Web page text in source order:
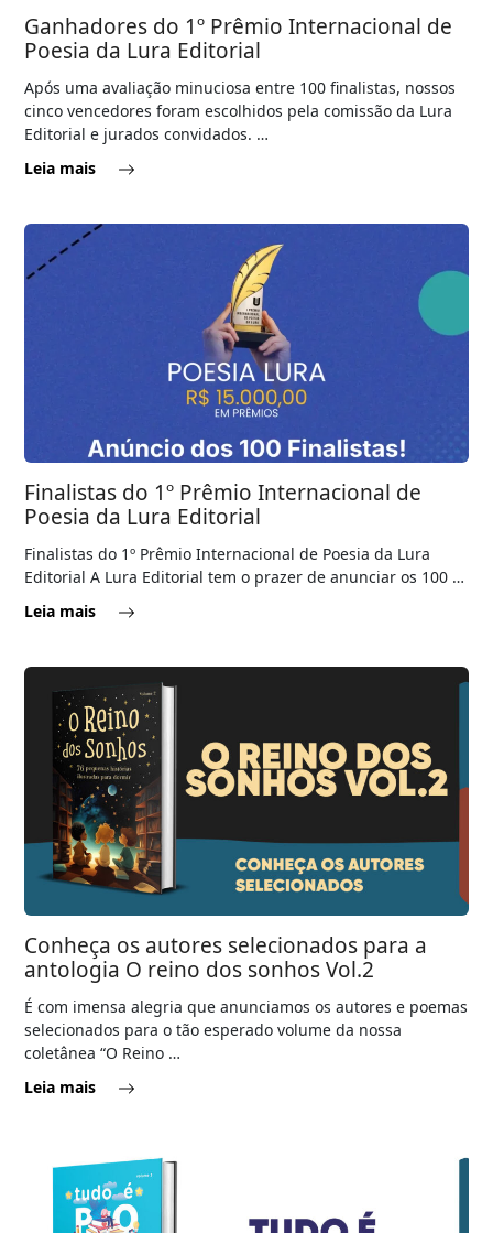
Ganhadores do 1º Prêmio Internacional de
Poesia da Lura Editorial
Após uma avaliação minuciosa entre 100 finalistas, nossos
cinco vencedores foram escolhidos pela comissão da Lura
Editorial e jurados convidados. …
Leia mais
Finalistas do 1º Prêmio Internacional de
Poesia da Lura Editorial
Finalistas do 1º Prêmio Internacional de Poesia da Lura
Editorial A Lura Editorial tem o prazer de anunciar os 100 …
Leia mais
Conheça os autores selecionados para a
antologia O reino dos sonhos Vol.2
É com imensa alegria que anunciamos os autores e poemas
selecionados para o tão esperado volume da nossa
coletânea “O Reino …
Leia mais